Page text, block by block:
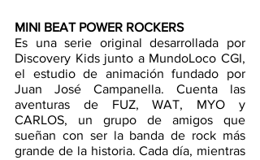
MINI BEAT POWER ROCKERS
Es una serie original desarrollada por
Discovery Kids junto a MundoLoco CGI,
el estudio de animación fundado por
Juan José Campanella. Cuenta las
aventuras de FUZ, WAT, MYO y
CARLOS, un grupo de amigos que
sueñan con ser la banda de rock más
grande de la historia. Cada día, mientras